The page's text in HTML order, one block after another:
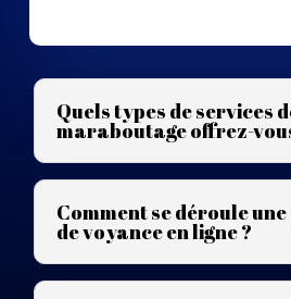
Quels types de services
maraboutage offrez-
Comment se déroule
de voyance en ligne ?